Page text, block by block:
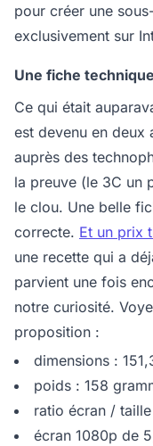
pour créer une
exclusivement sur
Une fiche
Ce qui était
est devenu en deux
auprès des
la preuve (le 3C un
le clou. Une belle
correcte. Et un prix
une recette qui a
parvient une fois
notre curiosité.
proposition :
dimensions :
poids : 158
ratio écran /
écran 1080p de